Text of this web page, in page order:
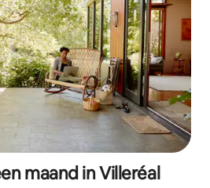
maand in Villeréal